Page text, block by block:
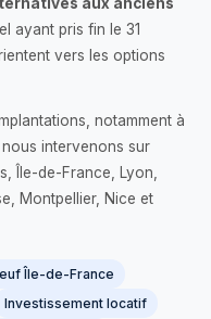
ayant pris fin le 31
vers les options
notamment à
, nous intervenons sur
Île-de-France, Lyon,
Montpellier, Nice et
Île-de-France
Investissement locatif